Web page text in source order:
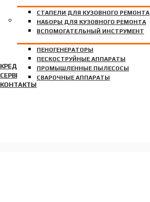
СТАПЕЛИ ДЛЯ КУЗОВНОГО РЕМОНТА
НАБОРЫ ДЛЯ КУЗОВНОГО РЕМОНТА
ВСПОМОГАТЕЛЬНЫЙ ИНСТРУМЕНТ
БЕЗ КАТЕГОРИИ
ПЕНОГЕНЕРАТОРЫ
ПЕСКОСТРУЙНЫЕ АППАРАТЫ
ПРОМЫШЛЕННЫЕ ПЫЛЕСОСЫ
СВАРОЧНЫЕ АППАРАТЫ
ОПЛАТА И ДОСТАВКА
КРЕДИТ И РАССРОЧКА
СЕРВИС
КОНТАКТЫ